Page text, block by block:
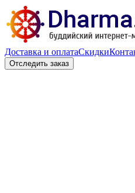
Доставка и оплатаСкидки
Отследить заказ